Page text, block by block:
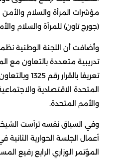
مؤشرات المرأة والسلام
(جورج تاون) للمرأة والسلام
وأضافت أن اللجنة الوطنية
تدريبية متعددة بالتعاون مع
تعريفا بالقرار
المتحدة الاقتصادية
والأمم المتحدة.
وفي السياق نفسه ترأست
أعمال الجلسة الحوارية
المؤتمر الوزاري الرابع رفيع